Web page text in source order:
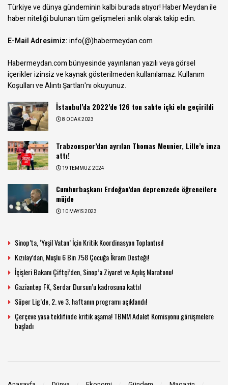
Türkiye ve dünya gündeminin kalbi burada atıyor! Haber Meydan ile
haber niteliği bulunan tüm gelişmeleri anlık olarak takip edin.
E-Mail Adresimiz:info(@)habermeydan.com
Habermeydan.com bünyesinde yayınlanan yazılı veya görsel
içerikler izinsiz ve kaynak gösterilmeden kullanılamaz.Kullanım
Koşulları ve Alıntı Şartları'nı okuyunuz.
İstanbul’da 2022’de 126 ton sahte içki ele geçirildi
8 OCAK 2023
Trabzonspor’dan ayrılan Thomas Meunier, Lille’e imza
attı!
19 TEMMUZ 2024
Cumhurbaşkanı Erdoğan’dan depremzede öğrencilere
müjde
10 MAYIS 2023
Sinop’ta, ‘Yeşil Vatan’ İçin Kritik Koordinasyon Toplantısı!
Kızılay’dan, Muşlu 6 Bin 758 Çocuğa İkram Desteği!
İçişleri Bakanı Çiftçi’den, Sinop’a Ziyaret ve Açılış Maratonu!
Gaziantep FK, Serdar Dursun’u kadrosuna kattı!
Süper Lig’de, 2. ve 3. haftanın programı açıklandı!
Çerçeve yasa teklifinde kritik aşama! TBMM Adalet Komisyonu görüşmelere
başladı